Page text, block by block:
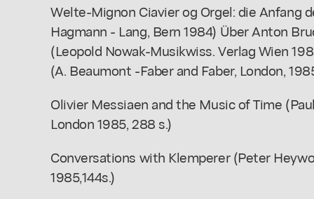
Welte-Mignon Ciavier og Orgel: die Anfang
Hagmann - Lang, Bern 1984) Über Anton
(Leopold Nowak-Musikwiss. Verlag Wien
(A. Beaumont -Faber and Faber, London,
Olivier Messiaen and the Music of Time
London 1985, 288 s.)
Conversations with Klemperer (Peter
1985,144s.)